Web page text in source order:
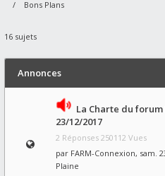
Bons Plans
16 sujets
Annonces
La Charte du forum
23/12/2017
2 Réponses 250112 Vues
par FARM-Connexion, sam.
Plaine